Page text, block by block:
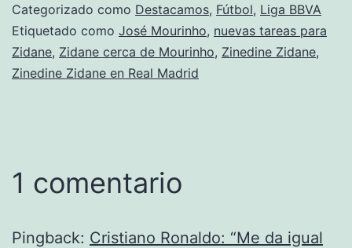
Categorizado como Destacamos, Fútbol, Liga BBVA
Etiquetado como José Mourinho, nuevas tareas para
Zidane, Zidane cerca de Mourinho, Zinedine Zidane,
Zinedine Zidane en Real Madrid
1 comentario
Pingback: Cristiano Ronaldo: “Me da igual